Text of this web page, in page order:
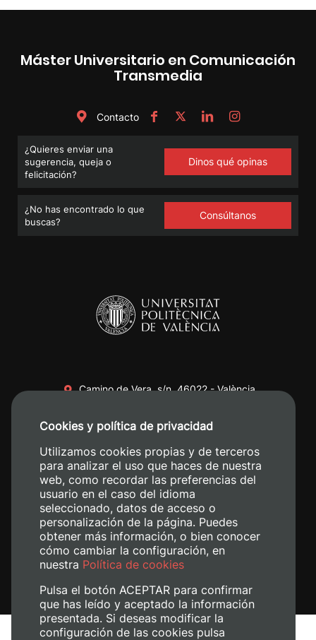
Máster Universitario en Comunicación
Transmedia
Contacto
¿Quieres enviar una
sugerencia, queja o
felicitación?
Dinos qué opinas
¿No has encontrado lo que
buscas?
Consúltanos
Camino de Vera, s/n. 46022 - València
+34 620 04 00 50
Cookies y política de privacidad
Utilizamos cookies propias y de terceros
para analizar el uso que haces de nuestra
web, como recordar las preferencias del
usuario en el caso del idioma
seleccionado, datos de acceso o
personalización de la página. Puedes
obtener más información, o bien conocer
cómo cambiar la configuración, en
nuestra Política de cookies
Pulsa el botón ACEPTAR para confirmar
que has leído y aceptado la información
presentada. Si deseas modificar la
configuración de las cookies pulsa